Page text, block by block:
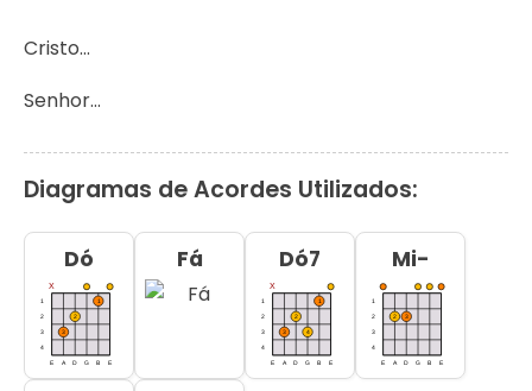
Cristo...
Senhor...
Diagramas de Acordes Utilizados:
Dó Fá Dó7 Mi-